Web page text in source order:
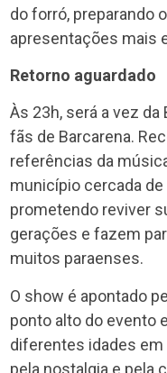
do forró, preparando
apresentações mais
Retorno aguardado
Às 23h, será a vez
fãs de Barcarena.
referências da
município cercada
prometendo reviver
gerações e fazem
muitos paraenses.
O show é apontado
ponto alto do evento
diferentes idades
pela nostalgia e pela